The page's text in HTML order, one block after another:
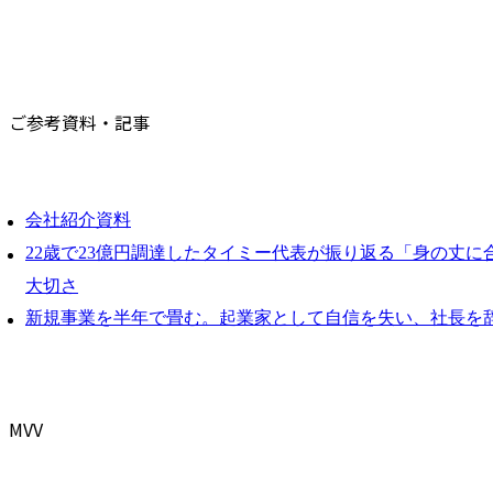
ご参考資料・記事
会社紹介資料
22歳で23億円調達したタイミー代表が振り返る「身の丈に
大切さ
新規事業を半年で畳む。起業家として自信を失い、社長を
MVV